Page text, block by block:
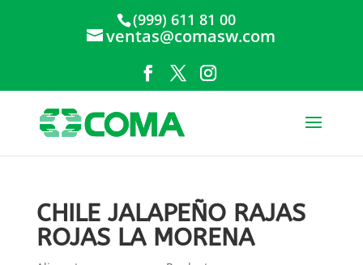
(999) 611 81 00
ventas@comasw.com
CHILE JALAPEÑO RAJAS
ROJAS LA MORENA